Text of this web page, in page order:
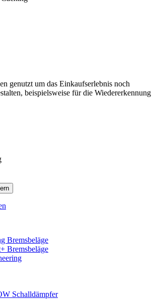
genutzt um das Einkaufserlebnis noch
beispielsweise für die Wiedererkennung
Bremsbeläge
Bremsbeläge
Schalldämpfer